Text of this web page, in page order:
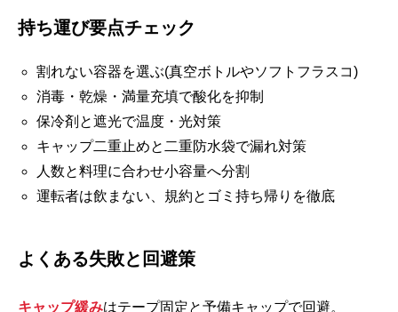
持ち運び要点チェック
割れない容器を選ぶ(真空ボトルやソフトフラスコ)
消毒・乾燥・満量充填で酸化を抑制
保冷剤と遮光で温度・光対策
キャップ二重止めと二重防水袋で漏れ対策
人数と料理に合わせ小容量へ分割
運転者は飲まない、規約とゴミ持ち帰りを徹底
よくある失敗と回避策
キャップ緩みはテープ固定と予備キャップで回避。